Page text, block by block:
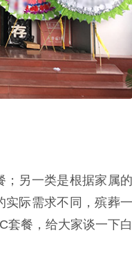
；另一类是根据家属的
实际需求不同，殡葬一
套餐，给大家谈一下白